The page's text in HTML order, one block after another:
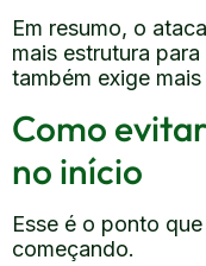
Em resumo, o
mais estrutura
também exige
Como
no início
Esse é o ponto
começando.